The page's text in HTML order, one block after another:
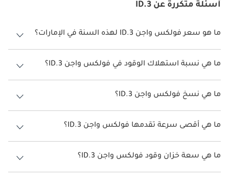
أسئلة متكررة عن ID.3
ما هو سعر فولكس واجن ID.3 لهذه السنة في الإمارات؟
فولكس واجن ID.3 لهذه السنة في الإمارات هو TBD.
ما هي نسبة استهلاك الوقود في فولكس واجن ID.3؟
اقترحت الشركة المصنعة أن تكون نسبة توفير استهلاك الوقود لسيارة
فولكس واجن ID.3 هو TBD.
ما هي نسخ فولكس واجن ID.3؟
نسخ فولكس واجن ID.3 هي .
ما هي أقصى سرعة تقدمها فولكس واجن ID.3؟
السرعة القصوى فولكس واجن ID.3 هي TBD.
ما هي سعة خزان وقود فولكس واجن ID.3؟
تبلغ سعة خزان الوقود في فولكس واجن ID.3 TBD.